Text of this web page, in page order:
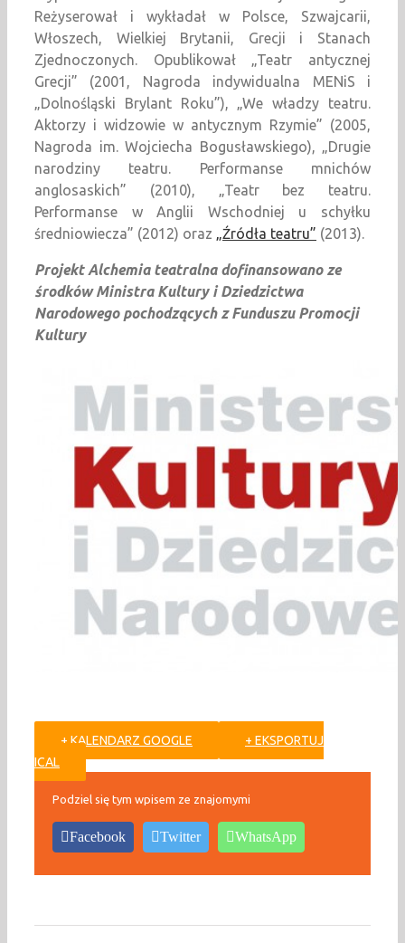
Reżyserował i wykładał w Polsce, Szwajcarii,
Włoszech, Wielkiej Brytanii, Grecji i Stanach
Zjednoczonych. Opublikował „Teatr antycznej
Grecji” (2001, Nagroda indywidualna MENiS i
„Dolnośląski Brylant Roku”), „We władzy teatru.
Aktorzy i widzowie w antycznym Rzymie” (2005,
Nagroda im. Wojciecha Bogusławskiego), „Drugie
narodziny teatru. Performanse mnichów
anglosaskich” (2010), „Teatr bez teatru.
Performanse w Anglii Wschodniej u schyłku
średniowiecza” (2012) oraz „Źródła teatru” (2013).
Projekt Alchemia teatralna dofinansowano ze
środków Ministra Kultury i Dziedzictwa
Narodowego pochodzących z Funduszu Promocji
Kultury
+ KALENDARZ GOOGLE
+ EKSPORTUJ
ICAL
Podziel się tym wpisem ze znajomymi
Facebook Twitter WhatsApp